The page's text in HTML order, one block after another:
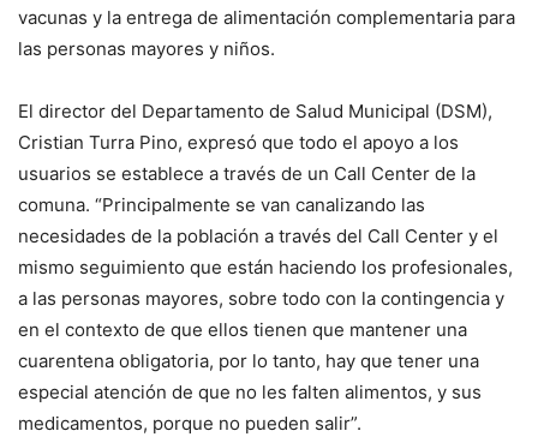
vacunas y la entrega de alimentación complementaria para
las personas mayores y niños.
El director del Departamento de Salud Municipal (DSM),
Cristian Turra Pino, expresó que todo el apoyo a los
usuarios se establece a través de un Call Center de la
comuna. “Principalmente se van canalizando las
necesidades de la población a través del Call Center y el
mismo seguimiento que están haciendo los profesionales,
a las personas mayores, sobre todo con la contingencia y
en el contexto de que ellos tienen que mantener una
cuarentena obligatoria, por lo tanto, hay que tener una
especial atención de que no les falten alimentos, y sus
medicamentos, porque no pueden salir”.